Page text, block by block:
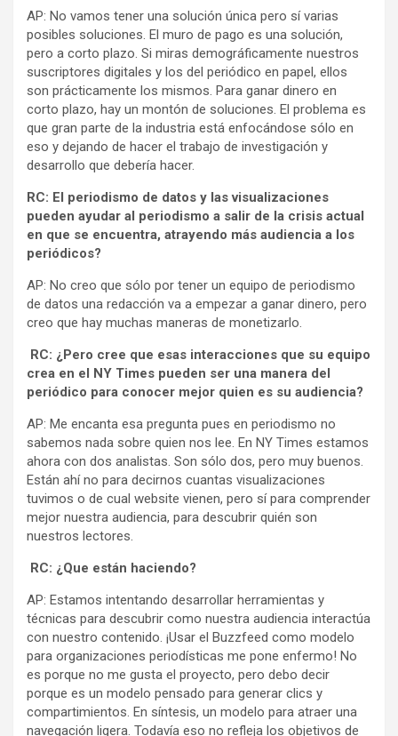
AP: No vamos tener una solución única pero sí varias
posibles soluciones. El muro de pago es una solución,
pero a corto plazo. Si miras demográficamente nuestros
suscriptores digitales y los del periódico en papel, ellos
son prácticamente los mismos. Para ganar dinero en
corto plazo, hay un montón de soluciones. El problema es
que gran parte de la industria está enfocándose sólo en
eso y dejando de hacer el trabajo de investigación y
desarrollo que debería hacer.
RC: El periodismo de datos y las visualizaciones
pueden ayudar al periodismo a salir de la crisis actual
en que se encuentra, atrayendo más audiencia a los
periódicos?
AP: No creo que sólo por tener un equipo de periodismo
de datos una redacción va a empezar a ganar dinero, pero
creo que hay muchas maneras de monetizarlo.
RC: ¿Pero cree que esas interacciones que su equipo
crea en el NY Times pueden ser una manera del
periódico para conocer mejor quien es su audiencia?
AP: Me encanta esa pregunta pues en periodismo no
sabemos nada sobre quien nos lee. En NY Times estamos
ahora con dos analistas. Son sólo dos, pero muy buenos.
Están ahí no para decirnos cuantas visualizaciones
tuvimos o de cual website vienen, pero sí para comprender
mejor nuestra audiencia, para descubrir quién son
nuestros lectores.
RC: ¿Que están haciendo?
AP: Estamos intentando desarrollar herramientas y
técnicas para descubrir como nuestra audiencia interactúa
con nuestro contenido. ¡Usar el Buzzfeed como modelo
para organizaciones periodísticas me pone enfermo! No
es porque no me gusta el proyecto, pero debo decir
porque es un modelo pensado para generar clics y
compartimientos. En síntesis, un modelo para atraer una
navegación ligera. Todavía eso no refleja los objetivos de